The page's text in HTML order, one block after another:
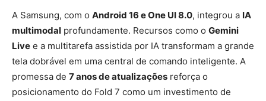
A Samsung, com o Android 16 e One UI 8.0, integrou a IA
multimodal profundamente. Recursos como o Gemini
Live e a multitarefa assistida por IA transformam a grande
tela dobrável em uma central de comando inteligente. A
promessa de 7 anos de atualizações reforça o
posicionamento do Fold 7 como um investimento de